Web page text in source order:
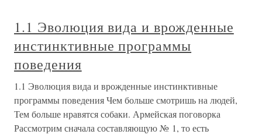
1.1 Эволюция вида и врожденные
инстинктивные программы
поведения
1.1 Эволюция вида и врожденные инстинктивные
программы поведения Чем больше смотришь на людей,
Тем больше нравятся собаки. Армейская поговорка
Рассмотрим сначала составляющую № 1, то есть